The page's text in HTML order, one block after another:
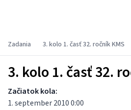
Zadania 3. kolo 1. časť 32. ročník KMS
3. kolo 1. časť 32.
Začiatok kola:
1. september 2010 0:00